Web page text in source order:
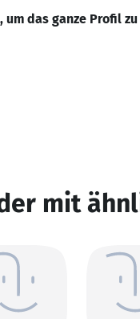
um das ganze Profil
mit